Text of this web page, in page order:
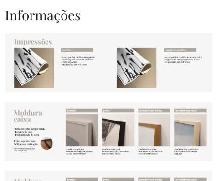
Informações